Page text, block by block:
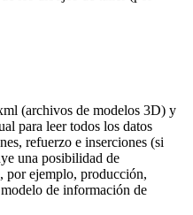
(archivos de modelos 3D) y
para leer todos los datos
refuerzo e inserciones (si
una posibilidad de
por ejemplo, producción,
de información de